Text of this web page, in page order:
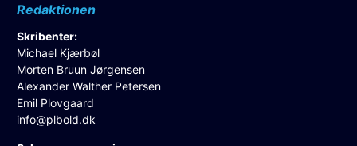
Redaktionen
Skribenter:
Michael Kjærbøl
Morten Bruun Jørgensen
Alexander Walther Petersen
Emil Plovgaard
info@plbold.dk